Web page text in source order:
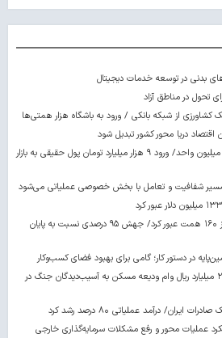
بدنی در توسعه خدمات دیجیتال
کشاورزی از شبکه بانکی / ورود به باشگاه هزار همتی‌ها
اقتصاد دریا محور کشور تبدیل شود
رکورد تاریخی بورس در کانال ۵.۵ میلیون واحد/ ورود ۹ هزار میلیارد تومان پول حقیقی به بازار
مسیر شفافیت و تعامل با بخش خصوصی عملیاتی می‌شود
درآمدهای عملیاتی بانک ملت از ۱۶۰ همت عبور کرد/ جهش ۹۵ درصدی نسبت به پایان
در دستور کار؛ گامی برای بهبود فضای کسب‌وکار
تسهیل در پرداخت بیش از ۲۲۰۰ میلیارد ریال وام ودیعه مسکن به آسیب‌دیدگان جنگ در
درآمد عملیاتی ۸۰ درصد رشد کرد
عملیات محور و رفع مشکلات سرمایه‌گذاری خارجی